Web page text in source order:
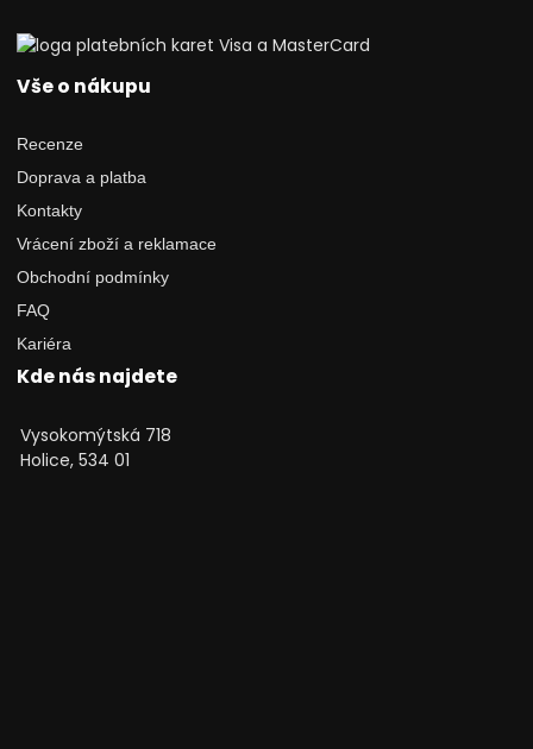
Vše o nákupu
Recenze
Doprava a platba
Kontakty
Vrácení zboží a reklamace
Obchodní podmínky
FAQ
Kariéra
Kde nás najdete
Vysokomýtská 718
Holice, 534 01